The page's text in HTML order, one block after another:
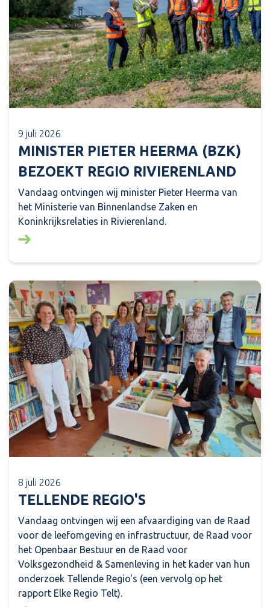
9 juli 2026
MINISTER PIETER HEERMA (BZK)
BEZOEKT REGIO RIVIERENLAND
Vandaag ontvingen wij minister Pieter Heerma van
het Ministerie van Binnenlandse Zaken en
Koninkrijksrelaties in Rivierenland.
Lees meer over: Minister Pieter Heerma (BZK)
8 juli 2026
TELLENDE REGIO'S
Vandaag ontvingen wij een afvaardiging van de Raad
voor de leefomgeving en infrastructuur, de Raad voor
het Openbaar Bestuur en de Raad voor
Volksgezondheid & Samenleving in het kader van hun
onderzoek Tellende Regio's (een vervolg op het
rapport Elke Regio Telt).